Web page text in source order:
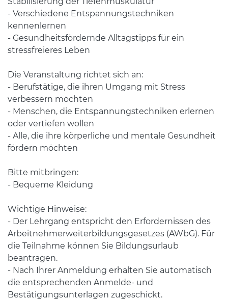
- Verschiedene Entspannungstechniken
kennenlernen
- Gesundheitsfördernde Alltagstipps für ein
stressfreieres Leben
Die Veranstaltung richtet sich an:
- Berufstätige, die ihren Umgang mit Stress
verbessern möchten
- Menschen, die Entspannungstechniken erlernen
oder vertiefen wollen
- Alle, die ihre körperliche und mentale Gesundheit
fördern möchten
Bitte mitbringen:
- Bequeme Kleidung
Wichtige Hinweise:
- Der Lehrgang entspricht den Erfordernissen des
Arbeitnehmerweiterbildungsgesetzes (AWbG). Für
die Teilnahme können Sie Bildungsurlaub
beantragen.
- Nach Ihrer Anmeldung erhalten Sie automatisch
die entsprechenden Anmelde- und
Bestätigungsunterlagen zugeschickt.